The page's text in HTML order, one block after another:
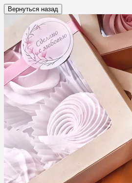
Вернуться назад